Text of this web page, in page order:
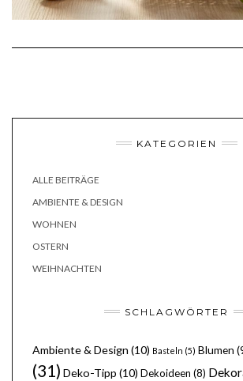
KATEGORIEN
ALLE BEITRÄGE
AMBIENTE & DESIGN
WOHNEN
OSTERN
WEIHNACHTEN
SCHLAGWÖRTER
Ambiente & Design (10) Basteln (5) Blumen
(31) Deko-Tipp (10) Dekoideen (8)